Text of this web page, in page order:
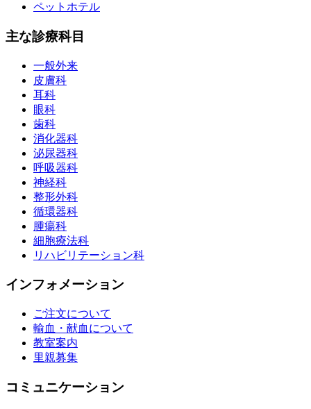
ペットホテル
主な診療科目
一般外来
皮膚科
耳科
眼科
歯科
消化器科
泌尿器科
呼吸器科
神経科
整形外科
循環器科
腫瘍科
細胞療法科
リハビリテーション科
インフォメーション
ご注文について
輸血・献血について
教室案内
里親募集
コミュニケーション